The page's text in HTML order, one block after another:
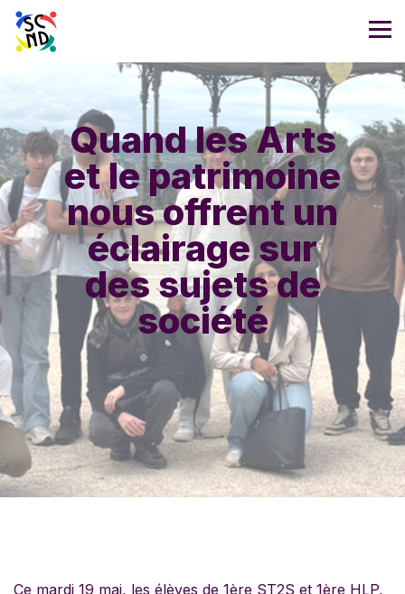
Quand les Arts
et le patrimoine
nous offrent un
éclairage sur
des sujets de
société
Ce mardi 19 mai, les élèves de 1ère ST2S et 1ère HLP,